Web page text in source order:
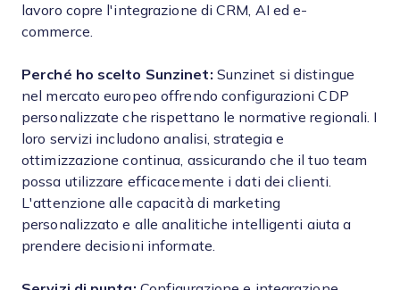
lavoro copre l'integrazione di CRM, AI ed e-
commerce.
Perché ho scelto Sunzinet: Sunzinet si distingue
nel mercato europeo offrendo configurazioni CDP
personalizzate che rispettano le normative regionali. I
loro servizi includono analisi, strategia e
ottimizzazione continua, assicurando che il tuo team
possa utilizzare efficacemente i dati dei clienti.
L'attenzione alle capacità di marketing
personalizzato e alle analitiche intelligenti aiuta a
prendere decisioni informate.